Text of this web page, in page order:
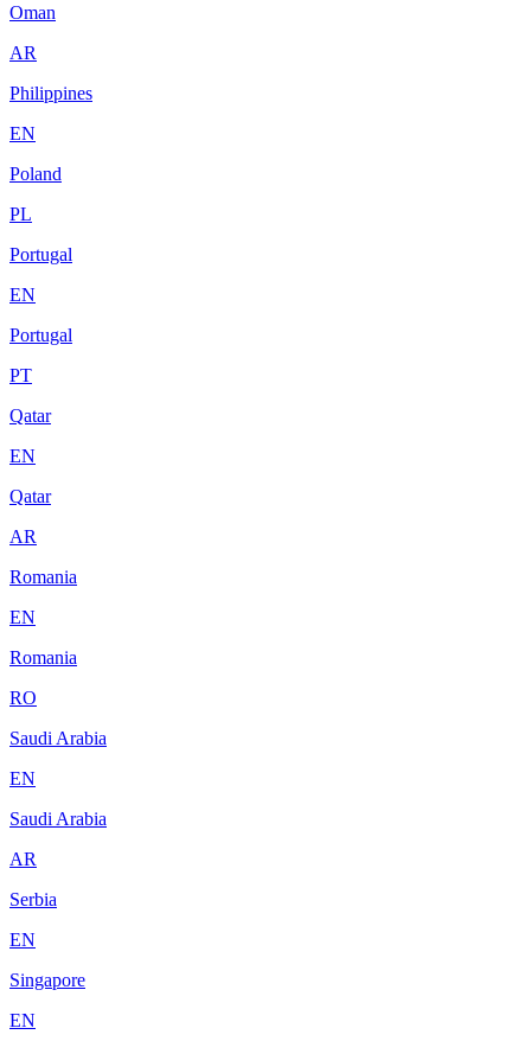
Oman
AR
Philippines
EN
Poland
PL
Portugal
EN
Portugal
PT
Qatar
EN
Qatar
AR
Romania
EN
Romania
RO
Saudi Arabia
EN
Saudi Arabia
AR
Serbia
EN
Singapore
EN